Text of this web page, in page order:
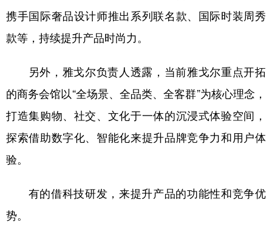
携手国际奢品设计师推出系列联名款、国际时装周秀
款等，持续提升产品时尚力。
另外，雅戈尔负责人透露，当前雅戈尔重点开拓
的商务会馆以“全场景、全品类、全客群”为核心理念，
打造集购物、社交、文化于一体的沉浸式体验空间，
探索借助数字化、智能化来提升品牌竞争力和用户体
验。
有的借科技研发，来提升产品的功能性和竞争优
势。